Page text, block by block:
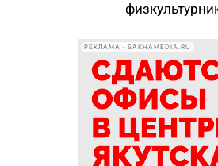
года: что
делать в
18:18
ВТБ:
расходы на
образ жизни
РЕКЛАМА • SAKHAMEDIA.RU